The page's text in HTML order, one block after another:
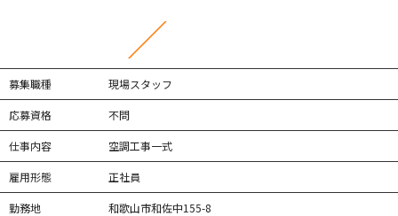
募集職種 現場スタッフ
応募資格 不問
仕事内容 空調工事一式
雇用形態 正社員
勤務地 和歌山市和佐中155-8